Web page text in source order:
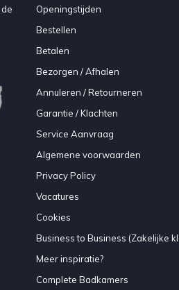
Openingstijden
Bestellen
Betalen
Bezorgen / Afhalen
Annuleren / Retourneren
Garantie / Klachten
Service Aanvraag
Algemene voorwaarden
Privacy Policy
Vacatures
Cookies
Business to Business (Zakelijke
Meer inspiratie?
Complete Badkamers